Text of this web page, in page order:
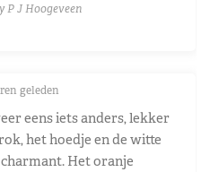
P J Hoogeveen
geleden
eens iets anders, lekker
het hoedje en de witte
Het oranje